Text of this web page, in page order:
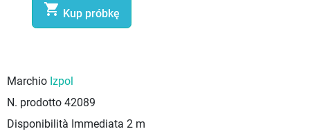
 Kup próbkę
Marchio Izpol
N. prodotto 42089
Disponibilità Immediata 2 m